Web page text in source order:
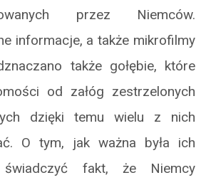
przez Niemców.
informacje, a także mikrofilmy
także gołębie, które
od załóg zestrzelonych
dzięki temu wielu z nich
O tym, jak ważna była ich
fakt, że Niemcy